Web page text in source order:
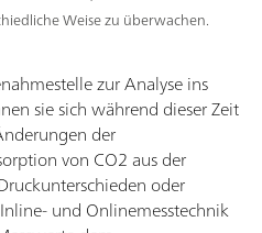
Weise zu überwachen.
zur Analyse ins
sie sich während dieser Zeit
der
von CO2 aus der
oder
und Onlinemesstechnik